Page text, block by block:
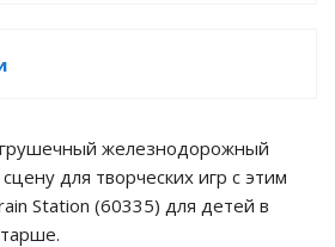
железнодорожный
для творческих игр с этим
Station (60335) для детей в